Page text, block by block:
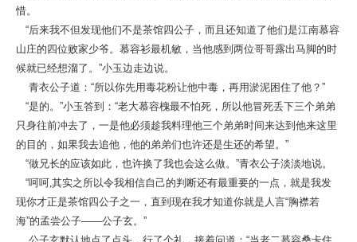
惜。
“后来我不但发现他们不是茶馆四公子，而且还知道了他们是江南慕容
山庄的四位败家少爷。慕容衫最机敏，当他感到两位哥哥露出马脚的时
候就已经想溜了。”小玉边走边说。
青衣公子道：“所以你先用毒花粉让他中毒，再用淤泥困住了他？”
“是的。”小玉答到：“老大慕容槐最不怕死，所以他冒死丢下三个弟弟
只身往前冲去了，一是他必须趁我料理他三个弟弟时间来达到他来这里
的目的，如果我去追他，他的弟弟们也许还是生还的希望。”
“做兄长的应该如此，也许换了我也会这么做。”青衣公子淡淡地说。
“呵呵 其实之所以令我相信自己的判断还有最重要的一点，就是我发
现你才正是茶馆四公子之一，直到现在我才知道你就是人言“胸襟若
海”的孟尝公子——公子玄。”